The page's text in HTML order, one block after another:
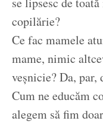
copilărie?
Ce fac mamele
mame, nimic
veșnicie? Da, par,
Cum ne educăm
alegem să fim